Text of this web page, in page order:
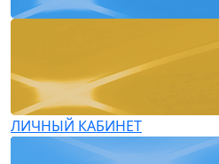
ЛИЧНЫЙ КАБИНЕТ